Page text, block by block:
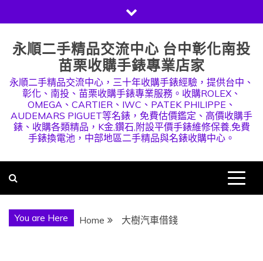
to
content
永順二手精品交流中心 台中彰化南投
苗栗收購手錶專業店家
永順二手精品交流中心，三十年收購手錶經驗，提供台中、
彰化、南投、苗栗收購手錶專業服務。收購ROLEX、
OMEGA、CARTIER、IWC、PATEK PHILIPPE、
AUDEMARS PIGUET等名錶，免費估價鑑定、高價收購手
錶、收購各類精品，K金,鑽石,附設平價手錶維修保養,免費
手錶換電池，中部地區二手精品與名錶收購中心。
You are Here Home 大樹汽車借錢